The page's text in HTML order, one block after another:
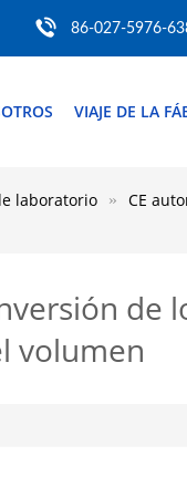
86-027-5976-
VIAJE DE LA
laboratorio
CE
volumen